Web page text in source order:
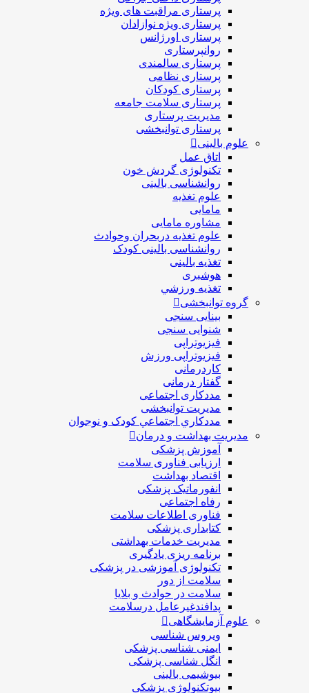
پرستاری مراقبت های ويژه
پرستاری ويژه نوازادان
پرستاری اورژانس
روانپرستاری
پرستاری سالمندی
پرستاری نظامی
پرستاری کودکان
پرستاری سلامت جامعه
مدیریت پرستاری
پرستاری توانبخشی
علوم بالینی
اتاق عمل
تکنولوژی گردش خون
روانشناسی بالینی
علوم تغذیه
مامایی
مشاوره مامایی
علوم تغذیه دربحران وحوادث
روانشناسی بالینی کودک
تغذیه بالینی
هوشبری
تغذيه ورزشي
گروه توانبخشی
بینایی سنجی
شنوایی سنجی
فیزیوتراپی
فیزیوتراپی ورزش
کاردرمانی
گفتار درمانی
مددکاری اجتماعی
مديريت توانبخشی
مددکاري اجتماعي کودک و نوجوان
مدیریت بهداشت و درمان
آموزش پزشکی
ارزیابی فناوری سلامت
اقتصاد بهداشت
انفورماتیک پزشکی
رفاه اجتماعی
فناوری اطلاعات سلامت
کتابداری پزشکی
مديريت خدمات بهداشتی
برنامه ریزی یادگیری
تکنولوژی آموزشی در پزشکی
سلامت از دور
سلامت در حوادث و بلایا
پدافندغیرعامل درسلامت
علوم آزمایشگاهی
ویروس شناسی
ایمنی شناسی پزشكی
انگل شناسی پزشکی
بیوشیمی بالینی
بیوتکنولوژی پزشکی